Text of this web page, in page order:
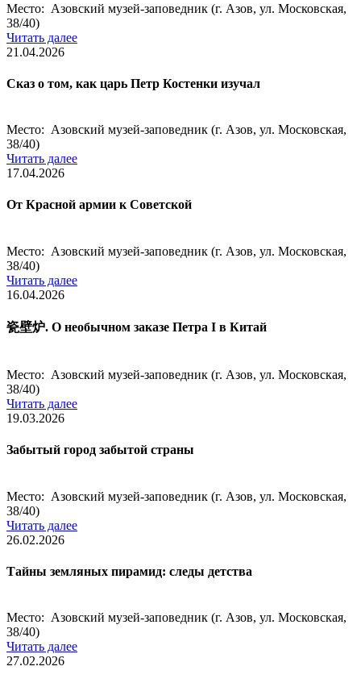
Место: Азовский музей-заповедник (г. Азов, ул. Московская,
38/40)
Читать далее
21.04.2026
Сказ о том, как царь Петр Костенки изучал
Место: Азовский музей-заповедник (г. Азов, ул. Московская,
38/40)
Читать далее
17.04.2026
От Красной армии к Советской
Место: Азовский музей-заповедник (г. Азов, ул. Московская,
38/40)
Читать далее
16.04.2026
瓷壁炉. О необычном заказе Петра I в Китай
Место: Азовский музей-заповедник (г. Азов, ул. Московская,
38/40)
Читать далее
19.03.2026
Забытый город забытой страны
Место: Азовский музей-заповедник (г. Азов, ул. Московская,
38/40)
Читать далее
26.02.2026
Тайны земляных пирамид: следы детства
Место: Азовский музей-заповедник (г. Азов, ул. Московская,
38/40)
Читать далее
27.02.2026